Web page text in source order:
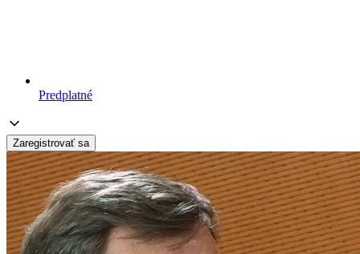
Predplatné
Zaregistrovať sa